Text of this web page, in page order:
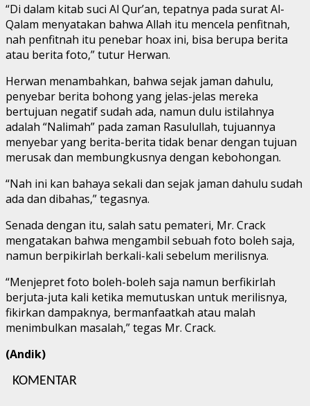
“Di dalam kitab suci Al Qur’an, tepatnya pada surat Al-
Qalam menyatakan bahwa Allah itu mencela penfitnah,
nah penfitnah itu penebar hoax ini, bisa berupa berita
atau berita foto,” tutur Herwan.
Herwan menambahkan, bahwa sejak jaman dahulu,
penyebar berita bohong yang jelas-jelas mereka
bertujuan negatif sudah ada, namun dulu istilahnya
adalah “Nalimah” pada zaman Rasulullah, tujuannya
menyebar yang berita-berita tidak benar dengan tujuan
merusak dan membungkusnya dengan kebohongan.
“Nah ini kan bahaya sekali dan sejak jaman dahulu sudah
ada dan dibahas,” tegasnya.
Senada dengan itu, salah satu pemateri, Mr. Crack
mengatakan bahwa mengambil sebuah foto boleh saja,
namun berpikirlah berkali-kali sebelum merilisnya.
“Menjepret foto boleh-boleh saja namun berfikirlah
berjuta-juta kali ketika memutuskan untuk merilisnya,
fikirkan dampaknya, bermanfaatkah atau malah
menimbulkan masalah,” tegas Mr. Crack.
(Andik)
KOMENTAR